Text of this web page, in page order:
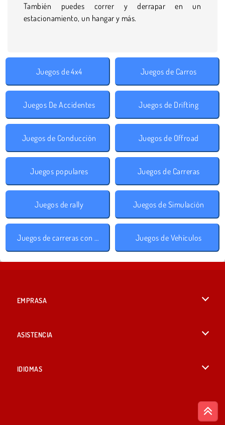
También puedes correr y derrapar en un
estacionamiento, un hangar y más.
Juegos de 4x4 Juegos de Carros
Juegos De Accidentes Juegos de Drifting
Juegos de Conducción Juegos de Offroad
Juegos populares Juegos de Carreras
Juegos de rally Juegos de Simulación
Juegos de carreras con cuestas Juegos de Vehículos
EMPRASA
ASISTENCIA
IDIOMAS